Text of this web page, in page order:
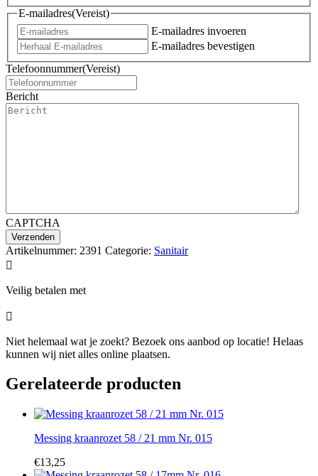
E-mailadres(Vereist)
E-mailadres invoeren
E-mailadres bevestigen
Telefoonnummer(Vereist)
Bericht
CAPTCHA
Artikelnummer: 2391 Categorie: Sanitair

Veilig betalen met

Niet helemaal wat je zoekt? Bezoek ons aanbod op locatie! Helaas
kunnen wij niet alles online plaatsen.
Gerelateerde producten
Messing kraanrozet 58 / 21 mm Nr. 015
€13,25